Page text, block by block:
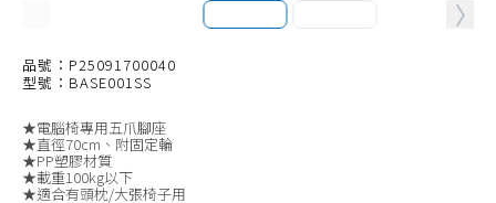
房
傢
俱/
電
書櫃
電腦椅
品號：P25091700040
型號：BASE001SS
★電腦椅專用五爪腳座
★直徑70cm、附固定輪
★PP塑膠材質
★載重100kg以下
★適合有頭枕/大張椅子用